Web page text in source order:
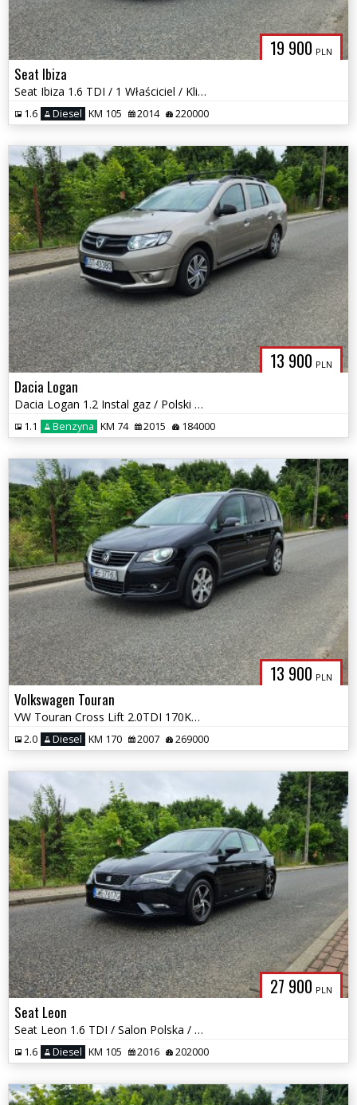
19 900 PLN
Seat Ibiza
Seat Ibiza 1.6 TDI / 1 Właściciel / Klimatronik / Zadbany
1.6 Diesel KM 105 2014 220000
13 900 PLN
Dacia Logan
Dacia Logan 1.2 Instal gaz / Polski salon / Klima / Android Auto
1.1 Benzyna KM 74 2015 184000
13 900 PLN
Volkswagen Touran
VW Touran Cross Lift 2.0TDI 170KM / 7 Osobowy / Xenony / Okazja
2.0 Diesel KM 170 2007 269000
27 900 PLN
Seat Leon
Seat Leon 1.6 TDI / Salon Polska / 1 Właściciel / Full Led / Okazja
1.6 Diesel KM 105 2016 202000